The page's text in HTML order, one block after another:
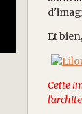
Et bien,
Cette